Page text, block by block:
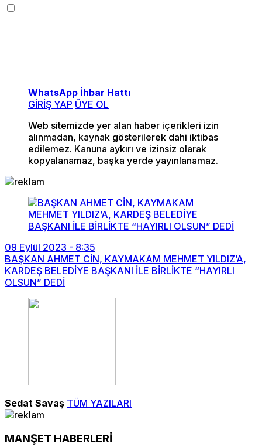
WhatsApp İhbar Hattı
GİRİŞ YAP ÜYE OL
Web sitemizde yer alan haber içerikleri izin
alınmadan, kaynak gösterilerek dahi iktibas
edilemez. Kanuna aykırı ve izinsiz olarak
kopyalanamaz, başka yerde yayınlanamaz.
09 Eylül 2023 - 8:35
BAŞKAN AHMET CİN, KAYMAKAM MEHMET YILDIZ’A,
KARDEŞ BELEDİYE BAŞKANI İLE BİRLİKTE “HAYIRLI
OLSUN” DEDİ
Sedat Savaş TÜM YAZILARI
MANŞET HABERLERİ